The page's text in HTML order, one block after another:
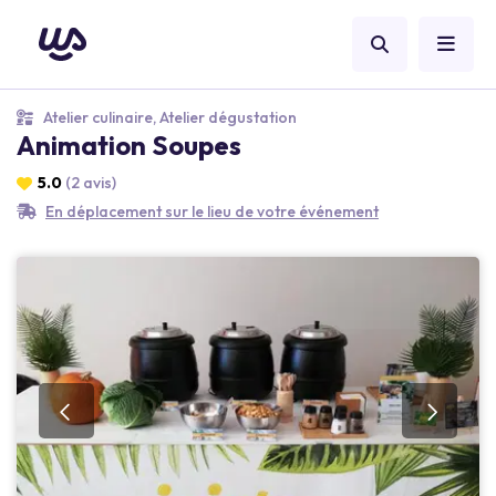
Atelier culinaire, Atelier dégustation
Animation Soupes
5.0 (2 avis)
En déplacement sur le lieu de votre événement